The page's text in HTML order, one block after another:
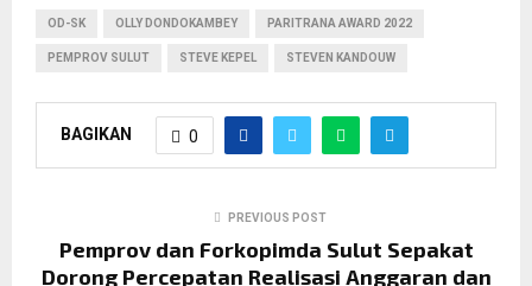
OD-SK OLLY DONDOKAMBEY PARITRANA AWARD 2022
PEMPROV SULUT STEVE KEPEL STEVEN KANDOUW
BAGIKAN 0
PREVIOUS POST
Pemprov dan Forkopimda Sulut Sepakat
Dorong Percepatan Realisasi Anggaran dan